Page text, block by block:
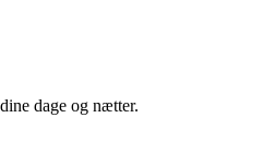
dage og nætter.